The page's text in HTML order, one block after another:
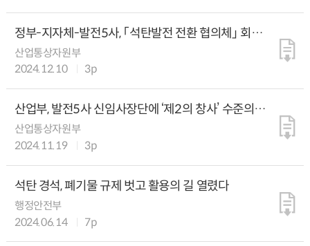
정부-지자체-발전5사, 「석탄발전 전환 협의체」 회의
개최
산업통상자원부
2024.12.10
3p
산업부, 발전5사 신임사장단에 ‘제2의 창사’ 수준의
사업구조 재편 주문
산업통상자원부
2024.11.19
3p
석탄 경석, 폐기물 규제 벗고 활용의 길 열렸다
행정안전부
2024.06.14
7p